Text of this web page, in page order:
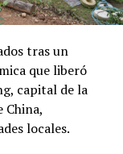
tras un
que liberó
capital de la
China,
locales.